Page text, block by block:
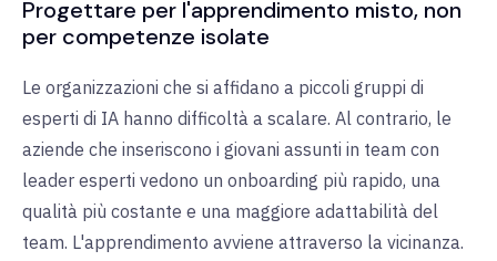
Progettare per l'apprendimento misto, non
per competenze isolate
Le organizzazioni che si affidano a piccoli gruppi di
esperti di IA hanno difficoltà a scalare. Al contrario, le
aziende che inseriscono i giovani assunti in team con
leader esperti vedono un onboarding più rapido, una
qualità più costante e una maggiore adattabilità del
team. L'apprendimento avviene attraverso la vicinanza.